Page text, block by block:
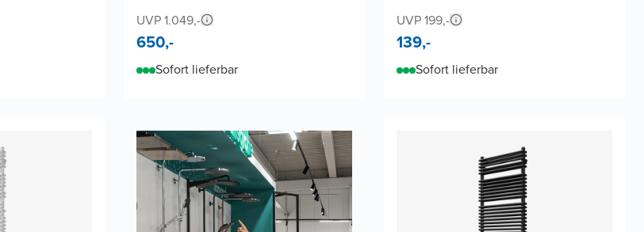
UVP 1.049,-
650,-
Sofort lieferbar
UVP 199,-
139,-
Sofort lieferbar